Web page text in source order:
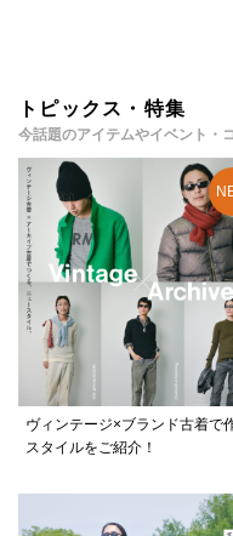
トピックス・特集
今話題のアイテムやイベント・
ヴィンテージ×ブランド古着で
スタイルをご紹介！